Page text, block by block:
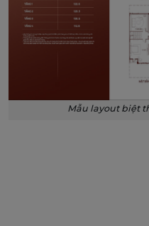
Mẫu layout biệt